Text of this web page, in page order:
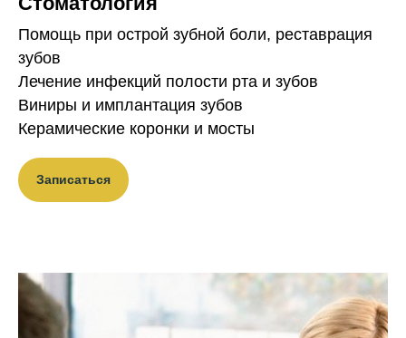
Помощь при острой зубной боли, реставрация
зубов
Лечение инфекций полости рта и зубов
Виниры и имплантация зубов
Керамические коронки и мосты
Записаться